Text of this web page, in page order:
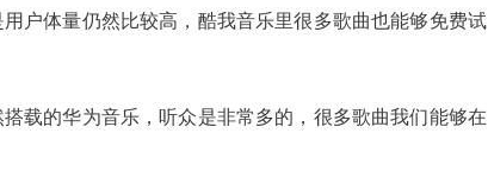
户体量仍然比较高，酷我音乐里很多歌曲也能够免费试
载的华为音乐，听众是非常多的，很多歌曲我们能够在